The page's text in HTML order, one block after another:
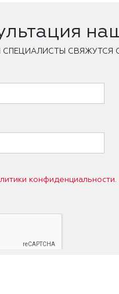
СПЕЦИАЛИСТЫ
конфиденциальности.